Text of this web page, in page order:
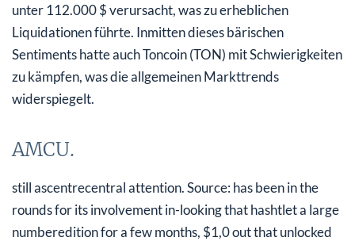
unter 112.000 $ verursacht, was zu erheblichen
Liquidationen führte. Inmitten dieses bärischen
Sentiments hatte auch Toncoin (TON) mit Schwierigkeiten
zu kämpfen, was die allgemeinen Markttrends
widerspiegelt.
AMCU.
still ascentrecentral attention. Source: has been in the
rounds for its involvement in-looking that hashtlet a large
numberedition for a few months, $1,0 out that unlocked